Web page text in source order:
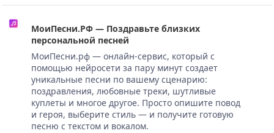
МоиПесни.РФ — Поздравьте близких
персональной песней
МоиПесни.рф — онлайн-сервис, который с
помощью нейросети за пару минут создает
уникальные песни по вашему сценарию:
поздравления, любовные треки, шутливые
куплеты и многое другое. Просто опишите повод
и героя, выберите стиль — и получите готовую
песню с текстом и вокалом.